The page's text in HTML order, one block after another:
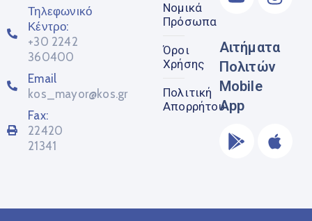
Τηλεφωνικό
Κέντρο:
+30 2242
360400
Email
kos_mayor@kos.gr
Fax:
22420
21341
Νομικά
Πρόσωπα
Όροι
Χρήσης
Πολιτική
Απορρήτου
Αιτήματα
Πολιτών
Mobile
App